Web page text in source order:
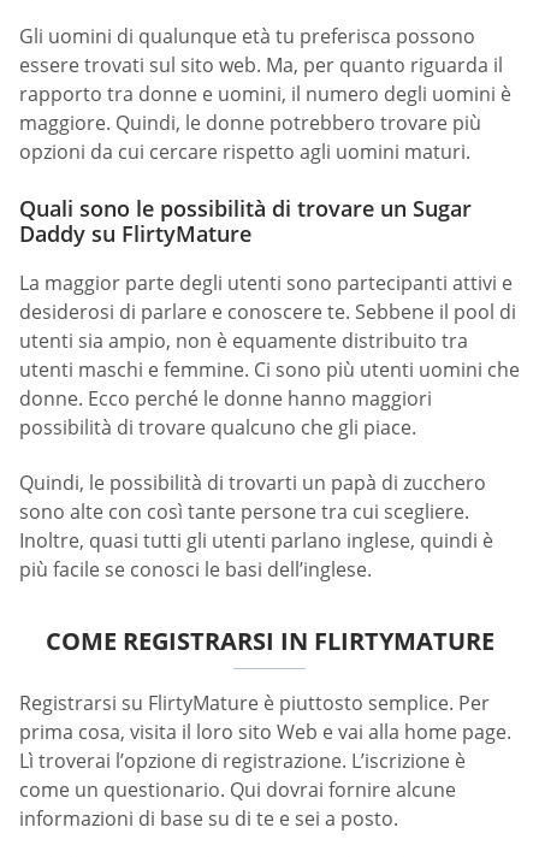
Gli uomini di qualunque età tu preferisca possono
essere trovati sul sito web. Ma, per quanto riguarda il
rapporto tra donne e uomini, il numero degli uomini è
maggiore. Quindi, le donne potrebbero trovare più
opzioni da cui cercare rispetto agli uomini maturi.
Quali sono le possibilità di trovare un Sugar
Daddy su FlirtyMature
La maggior parte degli utenti sono partecipanti attivi e
desiderosi di parlare e conoscere te. Sebbene il pool di
utenti sia ampio, non è equamente distribuito tra
utenti maschi e femmine. Ci sono più utenti uomini che
donne. Ecco perché le donne hanno maggiori
possibilità di trovare qualcuno che gli piace.
Quindi, le possibilità di trovarti un papà di zucchero
sono alte con così tante persone tra cui scegliere.
Inoltre, quasi tutti gli utenti parlano inglese, quindi è
più facile se conosci le basi dell’inglese.
COME REGISTRARSI IN FLIRTYMATURE
Registrarsi su FlirtyMature è piuttosto semplice. Per
prima cosa, visita il loro sito Web e vai alla home page.
Lì troverai l’opzione di registrazione. L’iscrizione è
come un questionario. Qui dovrai fornire alcune
informazioni di base su di te e sei a posto.